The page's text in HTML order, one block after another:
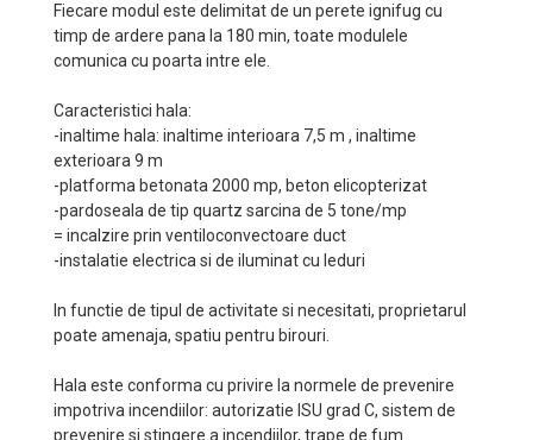
Fiecare modul este delimitat de un perete ignifug cu
timp de ardere pana la 180 min, toate modulele
comunica cu poarta intre ele.
Caracteristici hala:
-inaltime hala: inaltime interioara 7,5 m , inaltime
exterioara 9 m
-platforma betonata 2000 mp, beton elicopterizat
-pardoseala de tip quartz sarcina de 5 tone/mp
= incalzire prin ventiloconvectoare duct
-instalatie electrica si de iluminat cu leduri
In functie de tipul de activitate si necesitati, proprietarul
poate amenaja, spatiu pentru birouri.
Hala este conforma cu privire la normele de prevenire
impotriva incendiilor: autorizatie ISU grad C, sistem de
prevenire si stingere a incendiilor, trape de fum